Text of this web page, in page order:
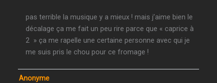
pas terrible la musique y a mieux ! mais j’aime bien le
décalage ça me fait un peu rire parce que « caprice à
2 » ça me rapelle une certaine personne avec qui je
me suis pris le chou pour ce fromage !
Anonyme